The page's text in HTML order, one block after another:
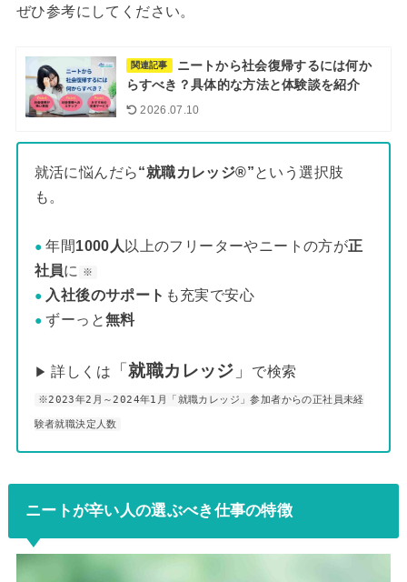
ぜひ参考にしてください。
関連記事
ニートから社会復帰するには何か
らすべき？具体的な方法と体験談を紹介
2026.07.10
就活に悩んだら“就職カレッジ®”という選択肢
も。
●年間1000人 以上のフリーターやニートの方が正
社員に ※
● 入社後のサポート も充実で安心
●ずーっと無料
▶ 詳しくは 「就職カレッジ 」 で検索
※2023年2月～2024年1月「就職カレッジ」参加者からの正社員未経
験者就職決定人数
ニートが辛い人の選ぶべき仕事の特徴